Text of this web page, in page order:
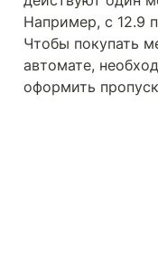
Например, с 12.9
Чтобы покупать
автомате,
оформить